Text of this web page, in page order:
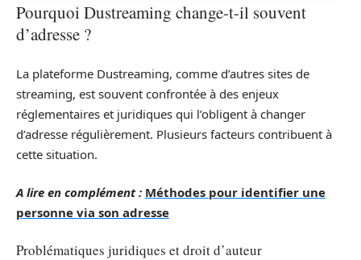
Pourquoi Dustreaming change-t-il souvent
d’adresse ?
La plateforme Dustreaming, comme d’autres sites de
streaming, est souvent confrontée à des enjeux
réglementaires et juridiques qui l’obligent à changer
d’adresse régulièrement. Plusieurs facteurs contribuent à
cette situation.
A lire en complément : Méthodes pour identifier une
personne via son adresse
Problématiques juridiques et droit d’auteur